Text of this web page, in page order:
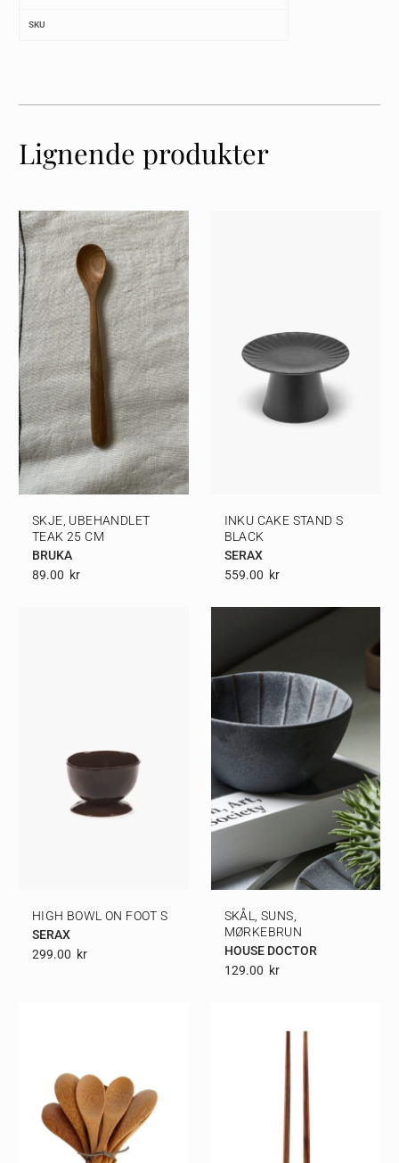
SKU
Lignende produkter
SKJE, UBEHANDLET
TEAK 25 CM
BRUKA
89.00 Kr
INKU CAKE STAND S
BLACK
SERAX
559.00 Kr
HIGH BOWL ON FOOT S
SERAX
299.00 Kr
SKÅL, SUNS,
MØRKEBRUN
HOUSE DOCTOR
129.00 Kr